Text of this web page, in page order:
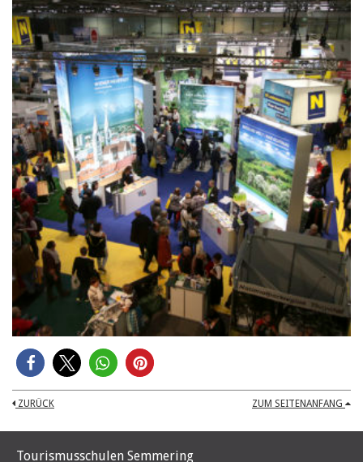
ZURÜCK ZUM SEITENANFANG
Tourismusschulen Semmering